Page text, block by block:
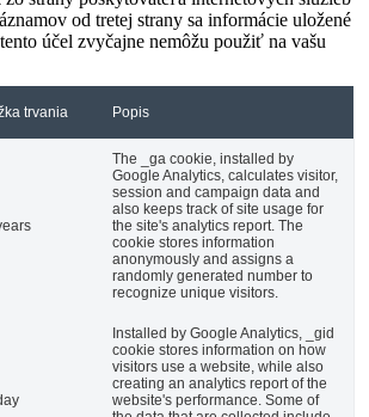
od tretej strany sa informácie uložené
účel zvyčajne nemôžu použiť na vašu
trvania Popis
The _ga cookie, installed by
Google Analytics, calculates visitor,
session and campaign data and
also keeps track of site usage for
the site's analytics report. The
cookie stores information
anonymously and assigns a
randomly generated number to
recognize unique visitors.
Installed by Google Analytics, _gid
cookie stores information on how
visitors use a website, while also
creating an analytics report of the
website's performance. Some of